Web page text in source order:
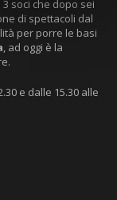
soci che dopo sei
di spettacoli dal
per porre le basi
, ad oggi è la
e dalle 15.30 alle